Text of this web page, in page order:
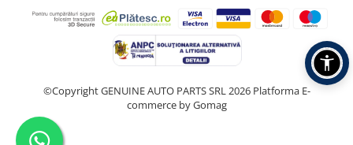
©Copyright GENUINE AUTO PARTS SRL 2026 Platforma E-
commerce by Gomag